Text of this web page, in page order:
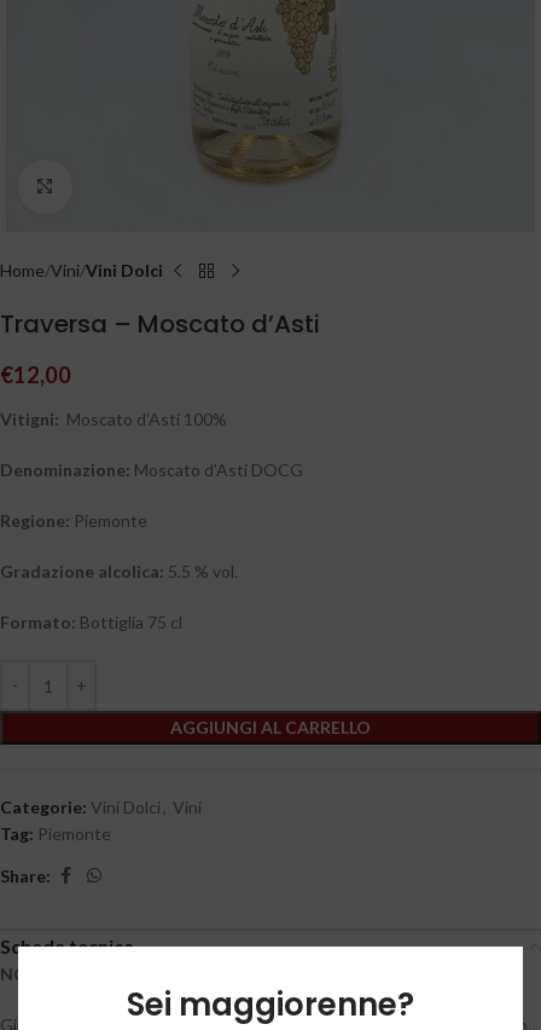
Sei maggiorenne?
Home Vini Vini Dolci
Traversa – Moscato d’Asti
€12,00
Vitigni: Moscato d’Asti 100%
Denominazione: Moscato d’Asti DOCG
Regione: Piemonte
Gradazione alcolica: 5.5 % vol.
Formato: Bottiglia 75 cl
AGGIUNGI AL CARRELLO
Categorie: Vini Dolci , Vini
Tag: Piemonte
Share:
Scheda tecnica
NOTE DI DEGUSTAZIONE
Giallo paglierino, con aroma caratteristico e fragrante dell’uva moscato.